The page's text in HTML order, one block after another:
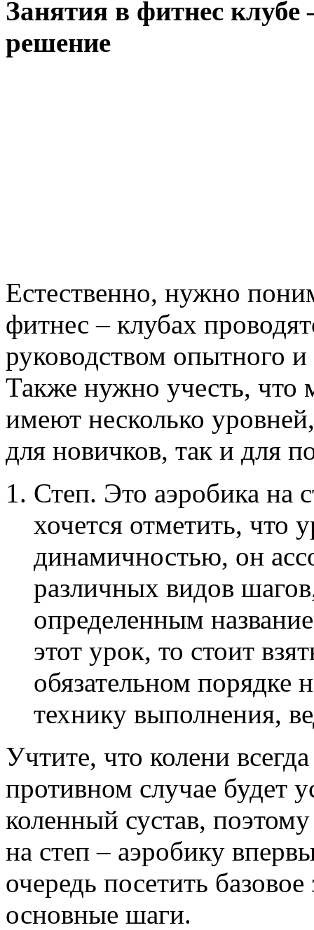
Занятия в фитнес клубе
решение
Естественно, нужно
фитнес – клубах
руководством опытного
Также нужно учесть, что
имеют несколько
для новичков, так и для
Степ. Это аэробика на
хочется отметить, что
динамичностью, он
различных видов
определенным
этот урок, то стоит
обязательном порядке
технику выполнения,
Учтите, что колени
противном случае будет
коленный сустав,
на степ – аэробику
очередь посетить
основные шаги.